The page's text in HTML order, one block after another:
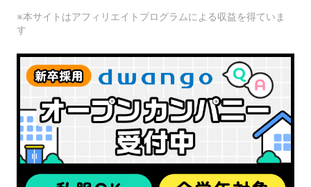
※本サイトはアフィリエイトプログラムによる収益を得ていま
す